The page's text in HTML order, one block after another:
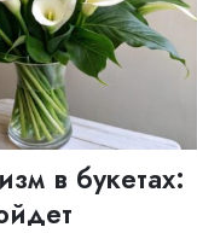
в букетах: